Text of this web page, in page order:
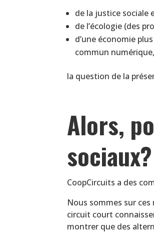
de la justice sociale
de l’écologie (des
d’une économie
commun numérique,
la question de la
Alors,
sociaux?
CoopCircuits a des
Nous sommes sur
circuit court
montrer que des